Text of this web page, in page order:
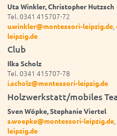
Uta Winkler, Christopher Hutzsch
Tel. 0341 415707-72
u.winkler@montessori-leipzig.de
leipzig.de
Club
Ilka Scholz
Tel. 0341 415707-78
i.scholz@montessori-leipzig.de
Holzwerkstatt/mobiles
Sven Wöpke, Stephanie Viertel
s.woepke@montessori-leipzig.de,
leipzig.de